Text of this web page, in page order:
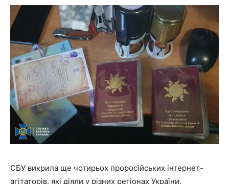
СБУ викрила ще чотирьох проросійських інтернет-
агітаторів, які діяли у різних регіонах України.